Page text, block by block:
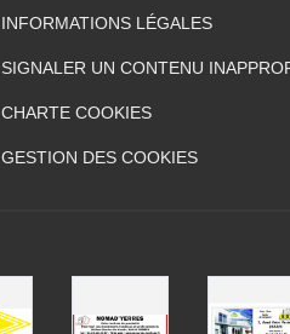
INFORMATIONS LÉGALES
SIGNALER UN CONTENU
CHARTE COOKIES
GESTION DES COOKIES